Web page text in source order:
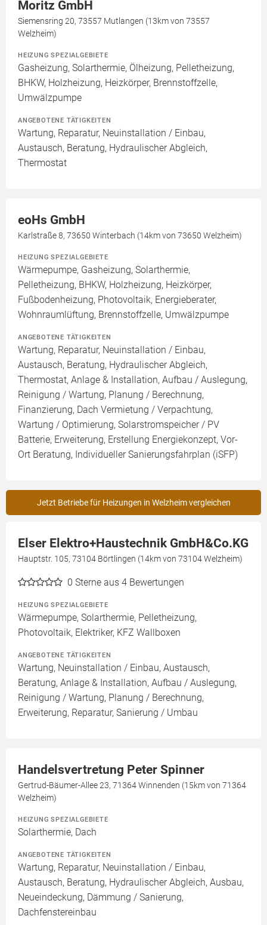
Moritz GmbH
Siemensring 20, 73557 Mutlangen (13km von 73557
Welzheim)
HEIZUNG SPEZIALGEBIETE
Gasheizung, Solarthermie, Ölheizung, Pelletheizung,
BHKW, Holzheizung, Heizkörper, Brennstoffzelle,
Umwälzpumpe
ANGEBOTENE TÄTIGKEITEN
Wartung, Reparatur, Neuinstallation / Einbau,
Austausch, Beratung, Hydraulischer Abgleich,
Thermostat
eoHs GmbH
Karlstraße 8, 73650 Winterbach (14km von 73650 Welzheim)
HEIZUNG SPEZIALGEBIETE
Wärmepumpe, Gasheizung, Solarthermie,
Pelletheizung, BHKW, Holzheizung, Heizkörper,
Fußbodenheizung, Photovoltaik, Energieberater,
Wohnraumlüftung, Brennstoffzelle, Umwälzpumpe
ANGEBOTENE TÄTIGKEITEN
Wartung, Reparatur, Neuinstallation / Einbau,
Austausch, Beratung, Hydraulischer Abgleich,
Thermostat, Anlage & Installation, Aufbau / Auslegung,
Reinigung / Wartung, Planung / Berechnung,
Finanzierung, Dach Vermietung / Verpachtung,
Wartung / Optimierung, Solarstromspeicher / PV
Batterie, Erweiterung, Erstellung Energiekonzept, Vor-
Ort Beratung, Individueller Sanierungsfahrplan (iSFP)
Jetzt Betriebe für Heizungen in Welzheim vergleichen
Elser Elektro+Haustechnik GmbH&Co.KG
Hauptstr. 105, 73104 Börtlingen (14km von 73104 Welzheim)
0 Sterne aus 4 Bewertungen
HEIZUNG SPEZIALGEBIETE
Wärmepumpe, Solarthermie, Pelletheizung,
Photovoltaik, Elektriker, KFZ Wallboxen
ANGEBOTENE TÄTIGKEITEN
Wartung, Neuinstallation / Einbau, Austausch,
Beratung, Anlage & Installation, Aufbau / Auslegung,
Reinigung / Wartung, Planung / Berechnung,
Erweiterung, Reparatur, Sanierung / Umbau
Handelsvertretung Peter Spinner
Gertrud-Bäumer-Allee 23, 71364 Winnenden (15km von 71364
Welzheim)
HEIZUNG SPEZIALGEBIETE
Solarthermie, Dach
ANGEBOTENE TÄTIGKEITEN
Wartung, Reparatur, Neuinstallation / Einbau,
Austausch, Beratung, Hydraulischer Abgleich, Ausbau,
Neueindeckung, Dämmung / Sanierung,
Dachfenstereinbau